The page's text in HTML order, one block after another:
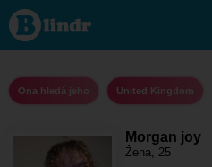
Morgan
joy - Ona
hledá
jeho
Kingdom
Ona hledá jeho United Kingdom
Morgan joy
Žena, 25